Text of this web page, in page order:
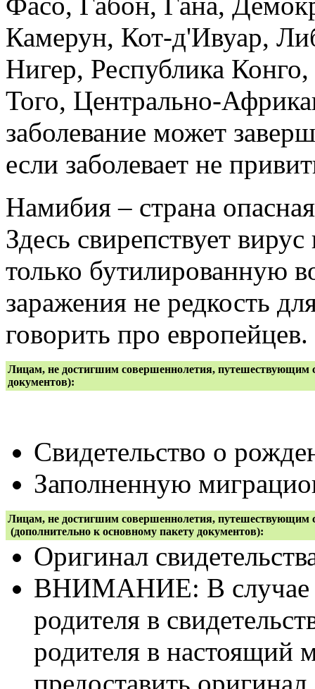
Камерун, Кот-д'Ивуар,
Нигер, Республика
Того, Центрально-
заболевание может
если заболевает не
Намибия – страна
Здесь свирепствует
только бутилированную
заражения не редкость
говорить про европейцев.
Лицам, не достигшим совершеннолетия, путешествующим
документов):
Свидетельство о
Заполненную
Лицам, не достигшим совершеннолетия, путешествующим
(дополнительно к основному пакету документов):
Оригинал
ВНИМАНИЕ: В случае
родителя в
родителя в настоящий
предоставить